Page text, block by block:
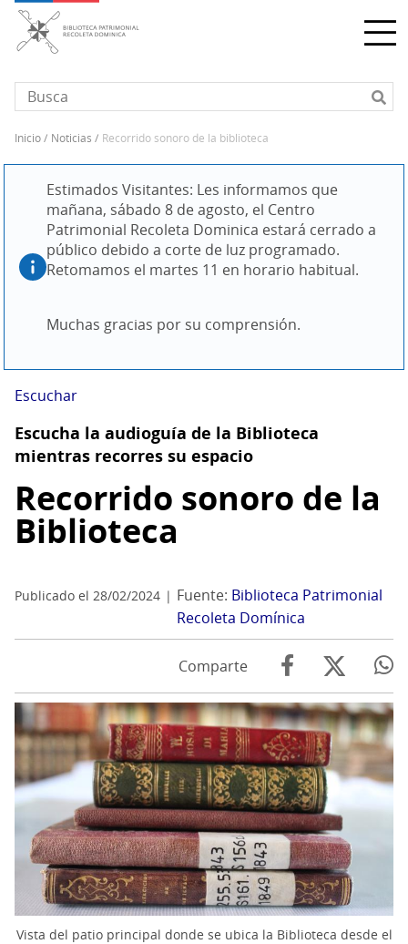
Pasar
contenido
principal
enlaces
ayuda
a
la
inicio noticias recorrido sonoro de la biblioteca
Estimados Visitantes: Les informamos que
mañana, sábado 8 de agosto, el Centro
Patrimonial Recoleta Dominica estará cerrado a
público debido a corte de luz programado.
Retomamos el martes 11 en horario habitual.
Muchas gracias por su comprensión.
Escuchar
Escucha la audioguía de la Biblioteca
mientras recorres su espacio
Recorrido sonoro de la
Biblioteca
Publicado el 28/02/2024 Fuente: Biblioteca Patrimonial
Recoleta Domínica
Comparte
Vista del patio principal donde se ubica la Biblioteca desde el